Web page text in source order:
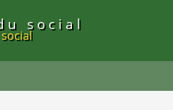
social